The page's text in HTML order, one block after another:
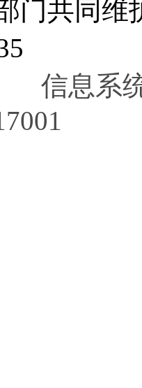
门共同
信息系